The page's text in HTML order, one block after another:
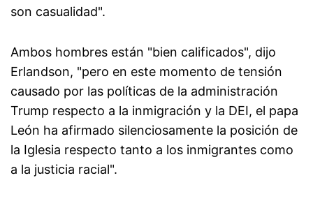
son casualidad".
Ambos hombres están "bien calificados", dijo
Erlandson, "pero en este momento de tensión
causado por las políticas de la administración
Trump respecto a la inmigración y la DEI, el papa
León ha afirmado silenciosamente la posición de
la Iglesia respecto tanto a los inmigrantes como
a la justicia racial".